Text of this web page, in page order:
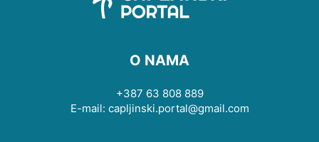
O NAMA
+387 63 808 889
E-mail: capljinski.portal@gmail.com